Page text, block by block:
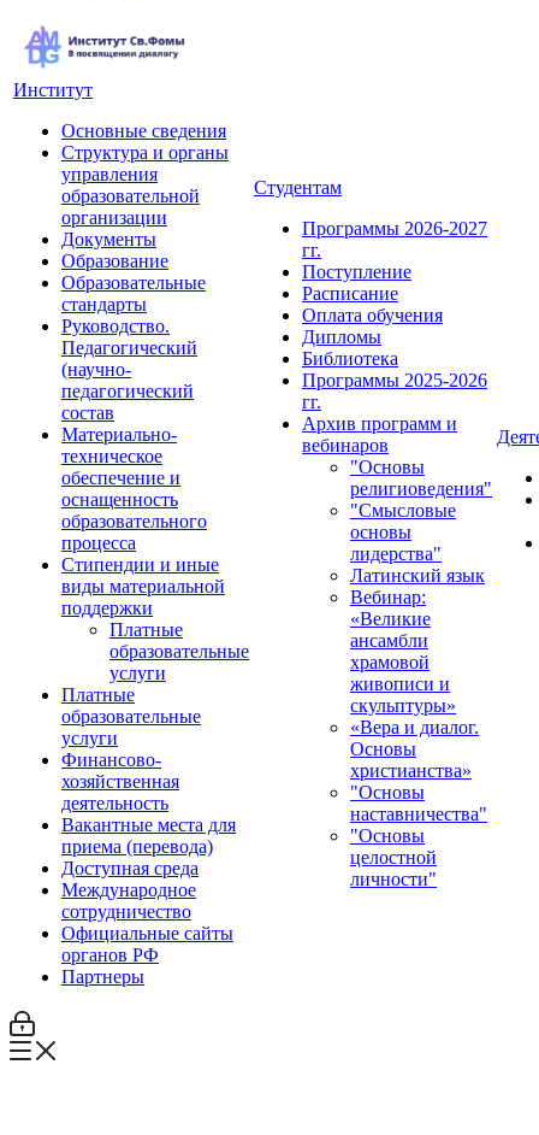
Институт
Основные сведения
Структура и органы
управления
образовательной
организации
Документы
Образование
Образовательные
стандарты
Руководство.
Педагогический
(научно-
педагогический
состав
Материально-
техническое
обеспечение и
оснащенность
образовательного
процесса
Стипендии и иные
виды материальной
поддержки
Платные
образовательные
услуги
Платные
образовательные
услуги
Финансово-
хозяйственная
деятельность
Вакантные места для
приема (перевода)
Доступная среда
Международное
сотрудничество
Официальные сайты
органов РФ
Партнеры
Студентам
Программы 2026-2027
гг.
Поступление
Расписание
Оплата обучения
Дипломы
Библиотека
Программы 2025-2026
гг.
Архив программ и
вебинаров
"Основы
религиоведения"
"Смысловые
основы
лидерства"
Латинский язык
Вебинар:
«Великие
ансамбли
храмовой
живописи и
скульптуры»
«Вера и диалог.
Основы
христианства»
"Основы
наставничества"
"Основы
целостной
личности"